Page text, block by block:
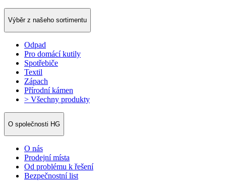
Výběr z našeho sortimentu
Odpad
Pro domácí kutily
Spotřebiče
Textil
Zápach
Přírodní kámen
> Všechny produkty
O společnosti HG
O nás
Prodejní místa
Od problému k řešení
Bezpečnostní list